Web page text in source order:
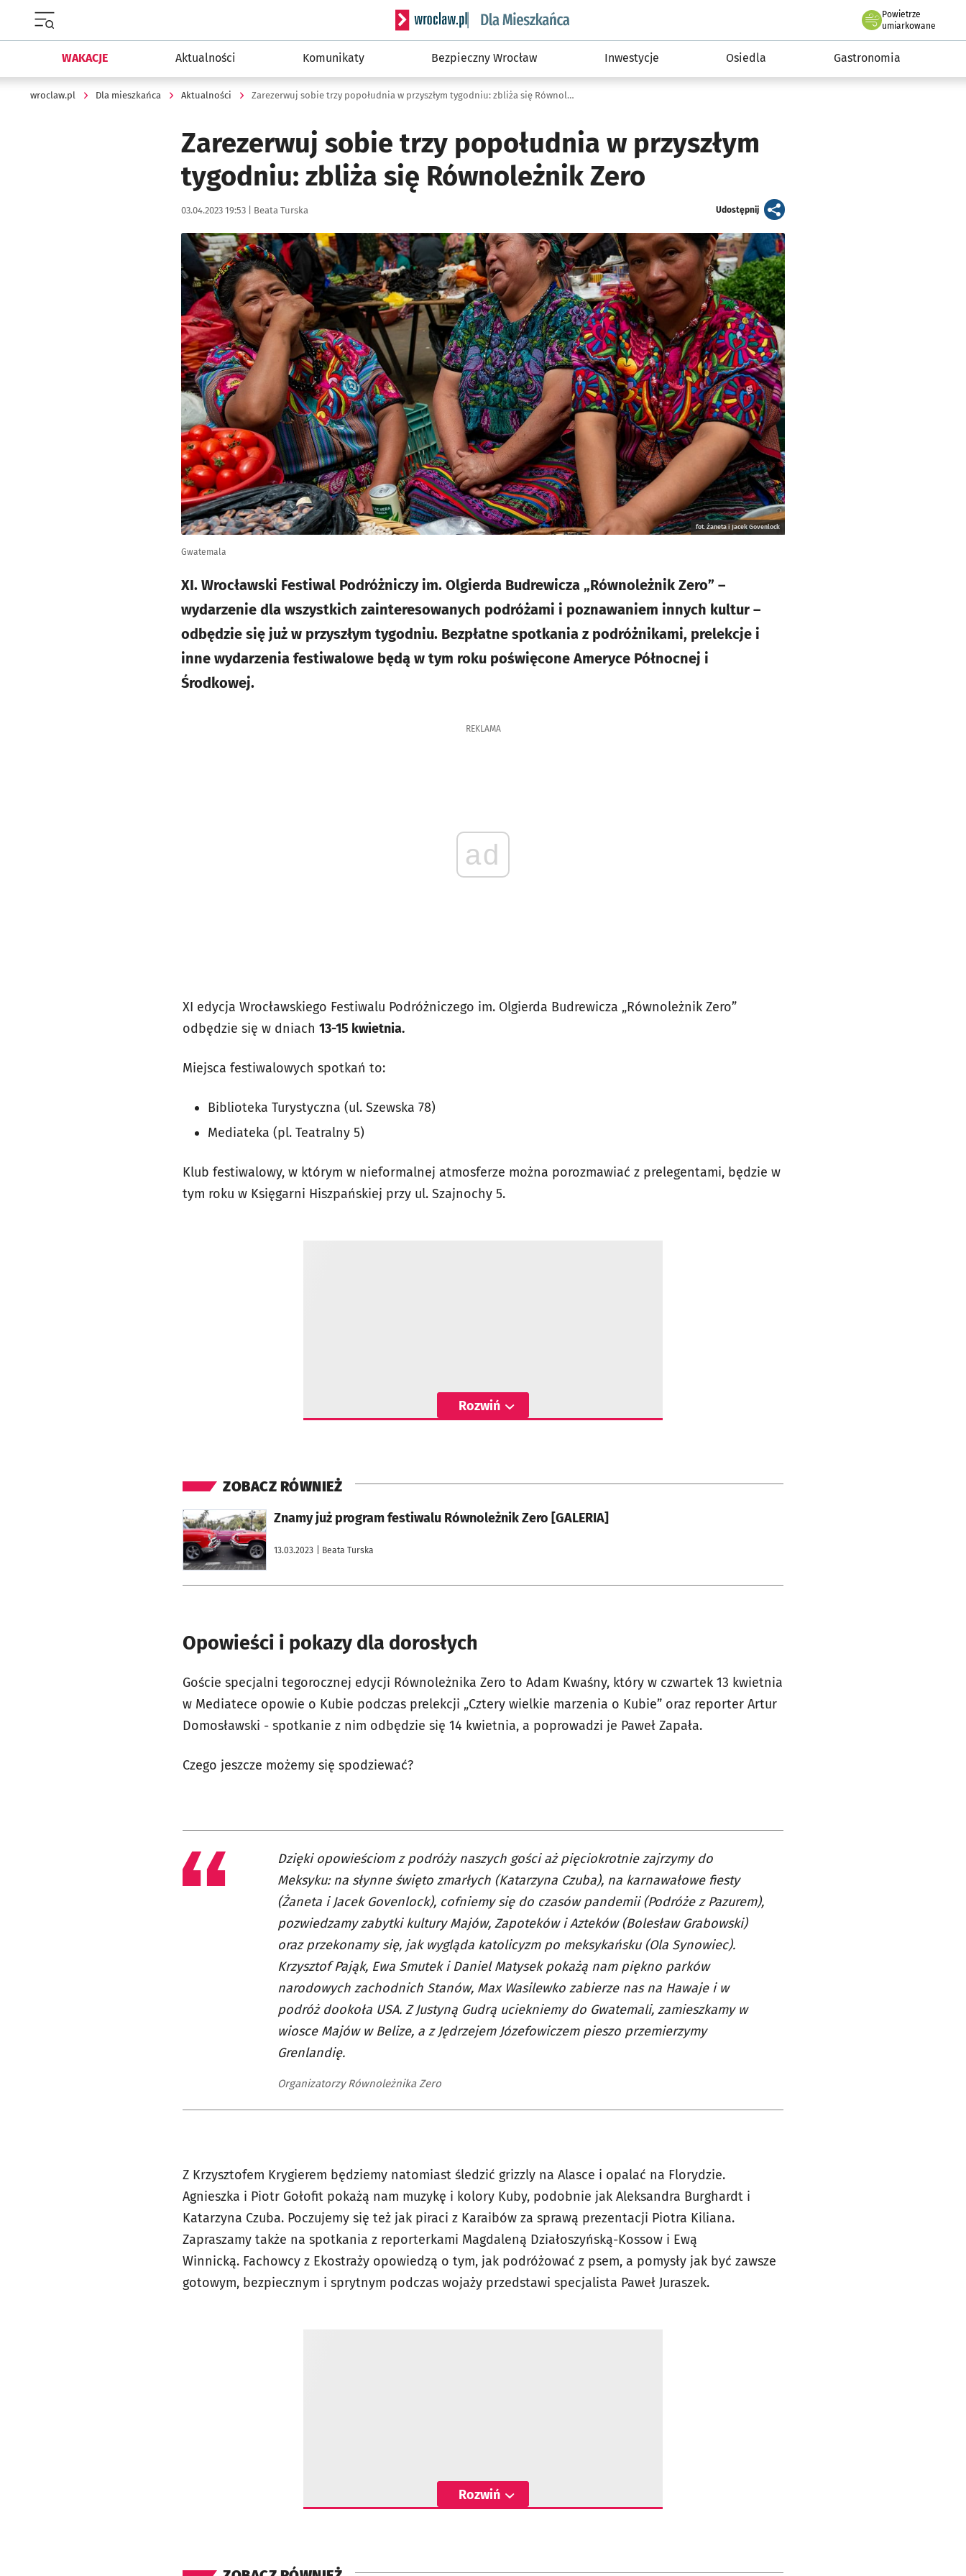
Serwis informacyjny wroclaw.pl podserwis: Dla mieszkańca
Powietrze
we Wrocławiu
umiarkowane
WAKACJE Aktualności Komunikaty Bezpieczny Wrocław Inwestycje Osiedla Gastronomia
wroclaw.pl Dla mieszkańca Aktualności Zarezerwuj sobie trzy popołudnia w przyszłym tygodniu: zbliża się Równoleżnik Zero
Zarezerwuj sobie trzy popołudnia w przyszłym
tygodniu: zbliża się Równoleżnik Zero
Data publikacji:
03.04.2023 19:53 | Autor:
Beata Turska Udostępnijartykuł
Kliknij, aby powiększyć
fot. Żaneta i Jacek Govenlock
Gwatemala
XI. Wrocławski Festiwal Podróżniczy im. Olgierda Budrewicza „Równoleżnik Zero” –
wydarzenie dla wszystkich zainteresowanych podróżami i poznawaniem innych kultur –
odbędzie się już w przyszłym tygodniu. Bezpłatne spotkania z podróżnikami, prelekcje i
inne wydarzenia festiwalowe będą w tym roku poświęcone Ameryce Północnej i
Środkowej.
REKLAMA
ad
XI edycja Wrocławskiego Festiwalu Podróżniczego im. Olgierda Budrewicza „Równoleżnik Zero”
odbędzie się w dniach 13-15 kwietnia.
Miejsca festiwalowych spotkań to:
Biblioteka Turystyczna (ul. Szewska 78)
Mediateka (pl. Teatralny 5)
Klub festiwalowy, w którym w nieformalnej atmosferze można porozmawiać z prelegentami, będzie w
tym roku w Księgarni Hiszpańskiej przy ul. Szajnochy 5.
Rozwiń
ZOBACZ RÓWNIEŻ
Znamy już program festiwalu Równoleżnik Zero [GALERIA]
13.03.2023 | Beata Turska
otworzy się w nowej karcie
Opowieści i pokazy dla dorosłych
Goście specjalni tegorocznej edycji Równoleżnika Zero to Adam Kwaśny, który w czwartek 13 kwietnia
w Mediatece opowie o Kubie podczas prelekcji „Cztery wielkie marzenia o Kubie” oraz reporter Artur
Domosławski - spotkanie z nim odbędzie się 14 kwietnia, a poprowadzi je Paweł Zapała.
Czego jeszcze możemy się spodziewać?
Dzięki opowieściom z podróży naszych gości aż pięciokrotnie zajrzymy do
Meksyku: na słynne święto zmarłych (Katarzyna Czuba), na karnawałowe fiesty
(Żaneta i Jacek Govenlock), cofniemy się do czasów pandemii (Podróże z Pazurem),
pozwiedzamy zabytki kultury Majów, Zapoteków i Azteków (Bolesław Grabowski)
oraz przekonamy się, jak wygląda katolicyzm po meksykańsku (Ola Synowiec).
Krzysztof Pająk, Ewa Smutek i Daniel Matysek pokażą nam piękno parków
narodowych zachodnich Stanów, Max Wasilewko zabierze nas na Hawaje i w
podróż dookoła USA. Z Justyną Gudrą uciekniemy do Gwatemali, zamieszkamy w
wiosce Majów w Belize, a z Jędrzejem Józefowiczem pieszo przemierzymy
Grenlandię.
Organizatorzy Równoleżnika Zero
Z Krzysztofem Krygierem będziemy natomiast śledzić grizzly na Alasce i opalać na Florydzie.
Agnieszka i Piotr Gołofit pokażą nam muzykę i kolory Kuby, podobnie jak Aleksandra Burghardt i
Katarzyna Czuba. Poczujemy się też jak piraci z Karaibów za sprawą prezentacji Piotra Kiliana.
Zapraszamy także na spotkania z reporterkami Magdaleną Działoszyńską-Kossow i Ewą
Winnicką. Fachowcy z Ekostraży opowiedzą o tym, jak podróżować z psem, a pomysły jak być zawsze
gotowym, bezpiecznym i sprytnym podczas wojaży przedstawi specjalista Paweł Juraszek.
Rozwiń